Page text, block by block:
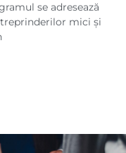
se adresează
mici și